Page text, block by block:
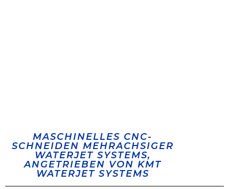
MASCHINELLES CNC-
SCHNEIDEN MEHRACHSIGER
WATERJET SYSTEMS,
ANGETRIEBEN VON KMT
WATERJET SYSTEMS